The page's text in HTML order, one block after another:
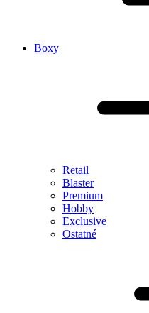
Boxy
Retail
Blaster
Premium
Hobby
Exclusive
Ostatné